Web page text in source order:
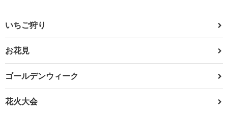
いちご狩り
お花見
ゴールデンウィーク
花火大会